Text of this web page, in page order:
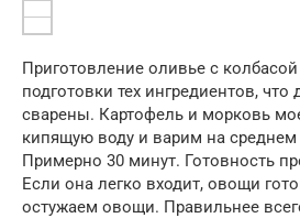
Приготовление оливье с
подготовки тех ингредиентов,
сварены. Картофель и морковь
кипящую воду и варим на среднем
Примерно 30 минут. Готовность
Если она легко входит, овощи
остужаем овощи. Правильнее